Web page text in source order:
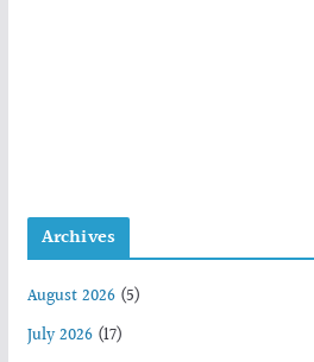
Archives
August 2026(5)
July 2026(17)